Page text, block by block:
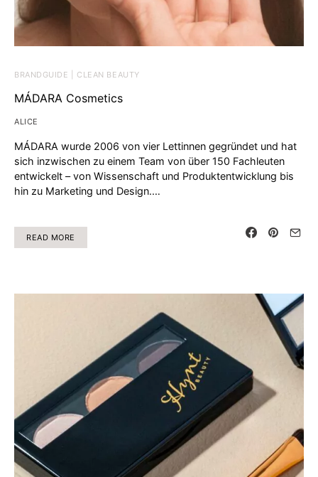
BRANDGUIDE | CLEAN BEAUTY
MÁDARA Cosmetics
ALICE
MÁDARA wurde 2006 von vier Lettinnen gegründet und hat
sich inzwischen zu einem Team von über 150 Fachleuten
entwickelt – von Wissenschaft und Produktentwicklung bis
hin zu Marketing und Design.…
READ MORE